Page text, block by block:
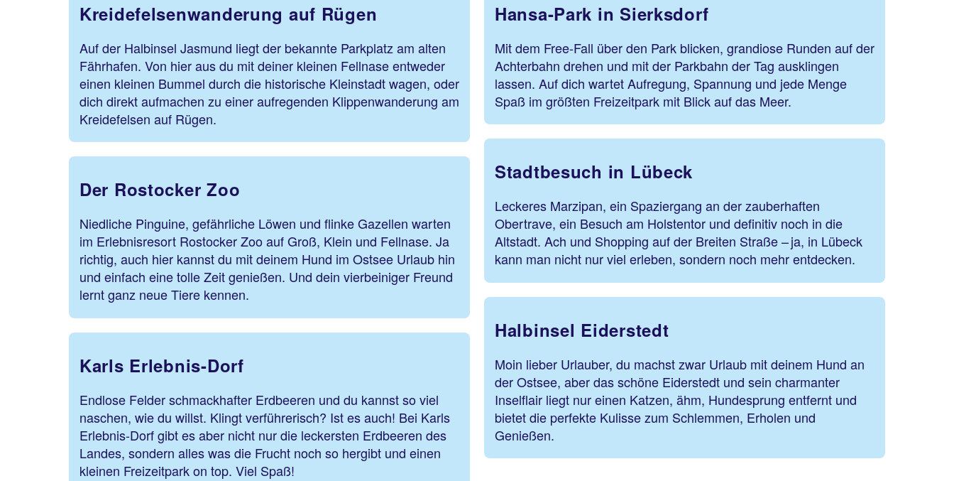
Kreidefelsenwanderung auf Rügen
Auf der Halbinsel Jasmund liegt der bekannte Parkplatz am alten
Fährhafen. Von hier aus du mit deiner kleinen Fellnase entweder
einen kleinen Bummel durch die historische Kleinstadt wagen, oder
dich direkt aufmachen zu einer aufregenden Klippenwanderung am
Kreidefelsen auf Rügen.
Der Rostocker Zoo
Niedliche Pinguine, gefährliche Löwen und flinke Gazellen warten
im Erlebnisresort Rostocker Zoo auf Groß, Klein und Fellnase. Ja
richtig, auch hier kannst du mit deinem Hund im Ostsee Urlaub hin
und einfach eine tolle Zeit genießen. Und dein vierbeiniger Freund
lernt ganz neue Tiere kennen.
Karls Erlebnis-Dorf
Endlose Felder schmackhafter Erdbeeren und du kannst so viel
naschen, wie du willst. Klingt verführerisch? Ist es auch! Bei Karls
Erlebnis-Dorf gibt es aber nicht nur die leckersten Erdbeeren des
Landes, sondern alles was die Frucht noch so hergibt und einen
kleinen Freizeitpark on top. Viel Spaß!
Hansa-Park in Sierksdorf
Mit dem Free-Fall über den Park blicken, grandiose Runden auf der
Achterbahn drehen und mit der Parkbahn der Tag ausklingen
lassen. Auf dich wartet Aufregung, Spannung und jede Menge
Spaß im größten Freizeitpark mit Blick auf das Meer.
Stadtbesuch in Lübeck
Leckeres Marzipan, ein Spaziergang an der zauberhaften
Obertrave, ein Besuch am Holstentor und definitiv noch in die
Altstadt. Ach und Shopping auf der Breiten Straße – ja, in Lübeck
kann man nicht nur viel erleben, sondern noch mehr entdecken.
Halbinsel Eiderstedt
Moin lieber Urlauber, du machst zwar Urlaub mit deinem Hund an
der Ostsee, aber das schöne Eiderstedt und sein charmanter
Inselflair liegt nur einen Katzen, ähm, Hundesprung entfernt und
bietet die perfekte Kulisse zum Schlemmen, Erholen und
Genießen.